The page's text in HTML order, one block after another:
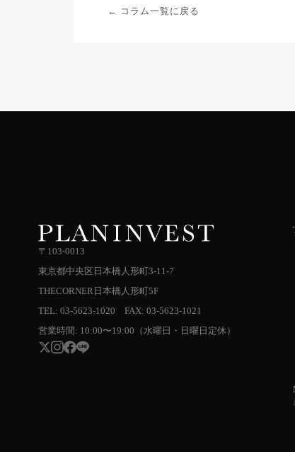
← コラム一覧に戻る
〒103-0013
東京都中央区日本橋人形町3-11-7
THECORNER日本橋人形町5F
TEL: 03-5623-1020 FAX: 03-5623-1021
営業時間: 10:00〜19:00（水曜日・日曜日定休）